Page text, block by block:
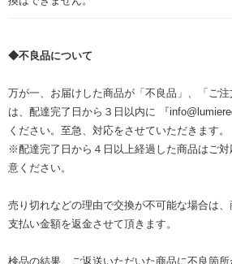
◆不良品について
万が一、お届けした商品が「不良品」、「ご
は、配達完了日から３日以内に 『
ください。至急、対応をさせていただきます。
※配達完了日から４日以上経過した商品はご
意ください。
売り切れなどの理由で交換が不可能な場合は
支払い金額を返金させて頂きます。
検品の結果、ご返送いただいた商品に不良箇